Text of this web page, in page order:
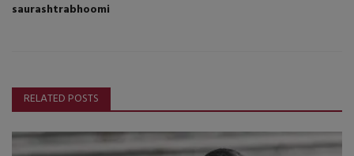
saurashtrabhoomi
RELATED POSTS